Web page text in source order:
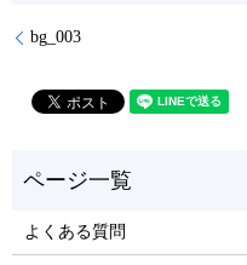
bg_003
よくある質問